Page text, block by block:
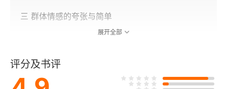
三 群体情感的夸张与简单
五 群体的道德
展开全部
评分及书评